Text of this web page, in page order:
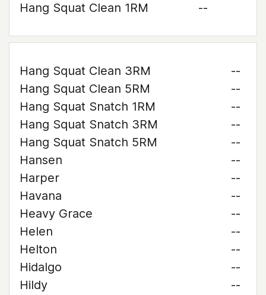
Hang Squat Clean 1RM
--
Hang Squat Clean 3RM
--
Hang Squat Clean 5RM
--
Hang Squat Snatch 1RM
--
Hang Squat Snatch 3RM
--
Hang Squat Snatch 5RM
--
Hansen
--
Harper
--
Havana
--
Heavy Grace
--
Helen
--
Helton
--
Hidalgo
--
Hildy
--